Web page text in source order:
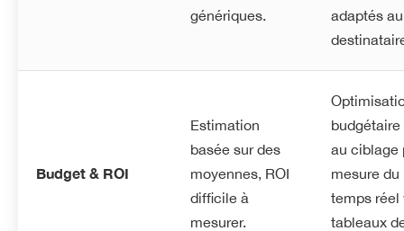
génériques.
adaptés au
Budget & ROI
Estimation
basée sur des
moyennes, ROI
difficile à
mesurer.
budgétaire
au ciblage
mesure du
temps réel
tableaux